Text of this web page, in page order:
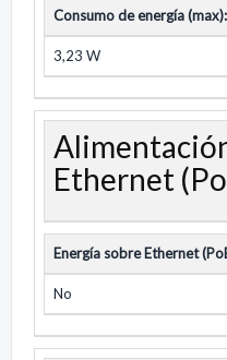
Consumo de energía (max):
3,23 W
Ethernet
Energía sobre Ethernet
No